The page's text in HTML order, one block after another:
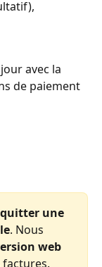
avec la
de paiement
une
. Nous
web